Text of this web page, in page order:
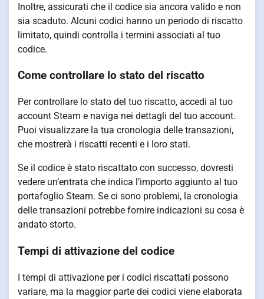
Inoltre, assicurati che il codice sia ancora valido e non
sia scaduto. Alcuni codici hanno un periodo di riscatto
limitato, quindi controlla i termini associati al tuo
codice.
Come controllare lo stato del riscatto
Per controllare lo stato del tuo riscatto, accedi al tuo
account Steam e naviga nei dettagli del tuo account.
Puoi visualizzare la tua cronologia delle transazioni,
che mostrerà i riscatti recenti e i loro stati.
Se il codice è stato riscattato con successo, dovresti
vedere un’entrata che indica l’importo aggiunto al tuo
portafoglio Steam. Se ci sono problemi, la cronologia
delle transazioni potrebbe fornire indicazioni su cosa è
andato storto.
Tempi di attivazione del codice
I tempi di attivazione per i codici riscattati possono
variare, ma la maggior parte dei codici viene elaborata